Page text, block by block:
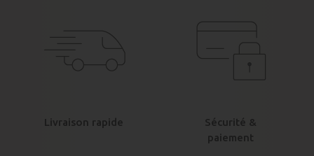
Livraison rapide
Sécurité &
paiement